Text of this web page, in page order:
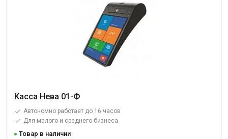
Касса Нева 01-Ф
Автономно работает до 16 часов
Для малого и среднего бизнеса
Товар в наличии